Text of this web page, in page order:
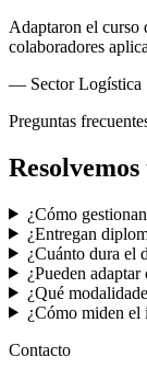
Adaptaron el curso
colaboradores
— Sector Logística
Preguntas
¿Cómo
¿Entregan
¿Cuánto dura el
¿Pueden
¿Qué
¿Cómo miden el
Contacto